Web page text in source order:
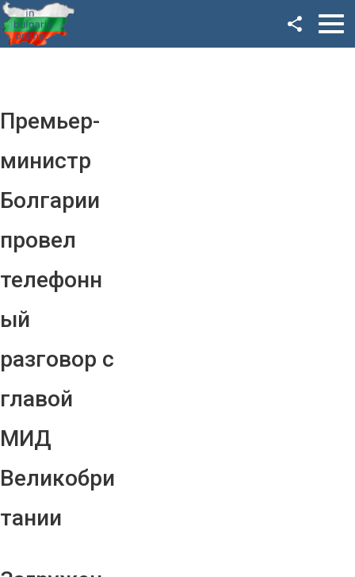
Премьер-
министр
Болгарии
провел
телефонн
ый
разговор с
главой
МИД
Великобри
тании